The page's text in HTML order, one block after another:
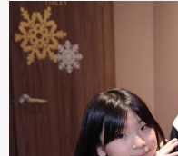
味!!
食-
高
一
砂